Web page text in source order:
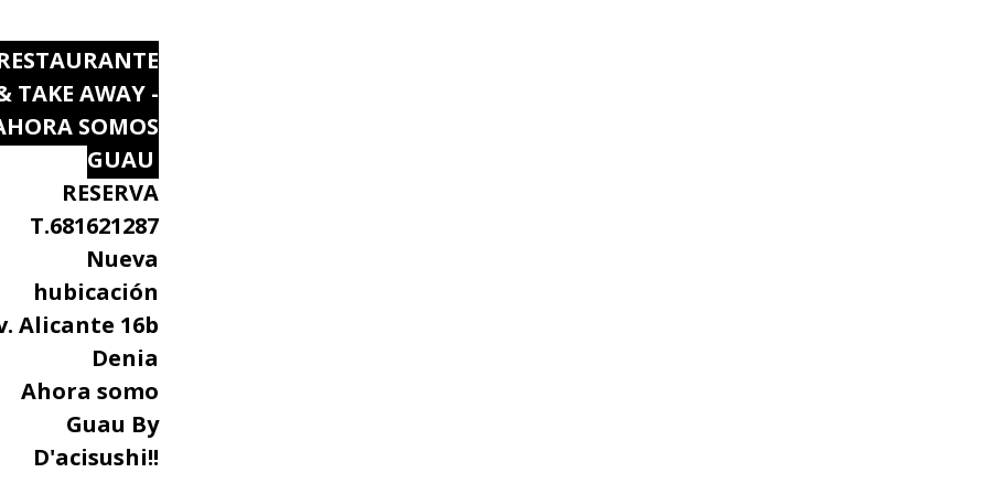
TAKE AWAY -
SOMOS
GUAU
RESERVA
T.681621287
Nueva
hubicación
Alicante 16b
Denia
Ahora somo
Guau By
D'acisushi!!